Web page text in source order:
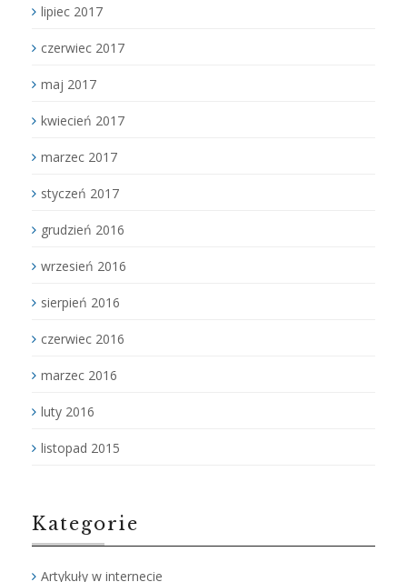
lipiec 2017
czerwiec 2017
maj 2017
kwiecień 2017
marzec 2017
styczeń 2017
grudzień 2016
wrzesień 2016
sierpień 2016
czerwiec 2016
marzec 2016
luty 2016
listopad 2015
Kategorie
Artykuły w internecie